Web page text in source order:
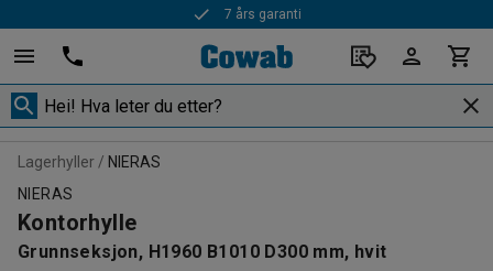
7 års garanti
Lagerhyller
NIERAS
NIERAS
Kontorhylle
Grunnseksjon, H1960 B1010 D300 mm, hvit